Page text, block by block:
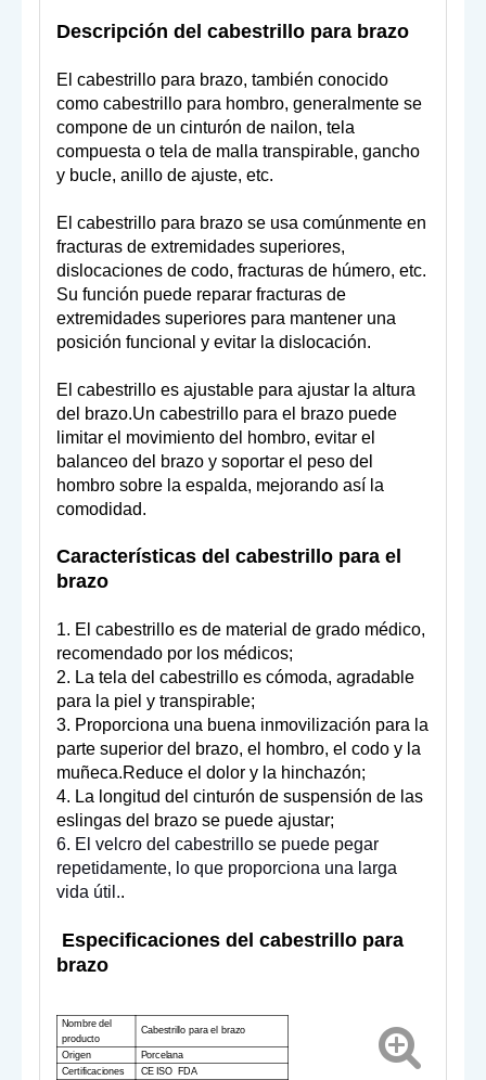
Descripción del cabestrillo para brazo
El cabestrillo para brazo, también conocido
como cabestrillo para hombro, generalmente se
compone de un cinturón de nailon, tela
compuesta o tela de malla transpirable, gancho
y bucle, anillo de ajuste, etc.
El cabestrillo para brazo se usa comúnmente en
fracturas de extremidades superiores,
dislocaciones de codo, fracturas de húmero, etc.
Su función puede reparar fracturas de
extremidades superiores para mantener una
posición funcional y evitar la dislocación.
El cabestrillo es ajustable para ajustar la altura
del brazo.Un cabestrillo para el brazo puede
limitar el movimiento del hombro, evitar el
balanceo del brazo y soportar el peso del
hombro sobre la espalda, mejorando así la
comodidad.
Características del cabestrillo para el
brazo
1. El cabestrillo es de material de grado médico,
recomendado por los médicos;
2. La tela del cabestrillo es cómoda, agradable
para la piel y transpirable;
3. Proporciona una buena inmovilización para la
parte superior del brazo, el hombro, el codo y la
muñeca.Reduce el dolor y la hinchazón;
4. La longitud del cinturón de suspensión de las
eslingas del brazo se puede ajustar;
6. El velcro del cabestrillo se puede pegar
repetidamente, lo que proporciona una larga
vida útil..
Especificaciones del cabestrillo para
brazo
Nombre del
producto
Cabestrillo para el brazo
Origen
Porcelana
Certificaciones
CE ISO FDA